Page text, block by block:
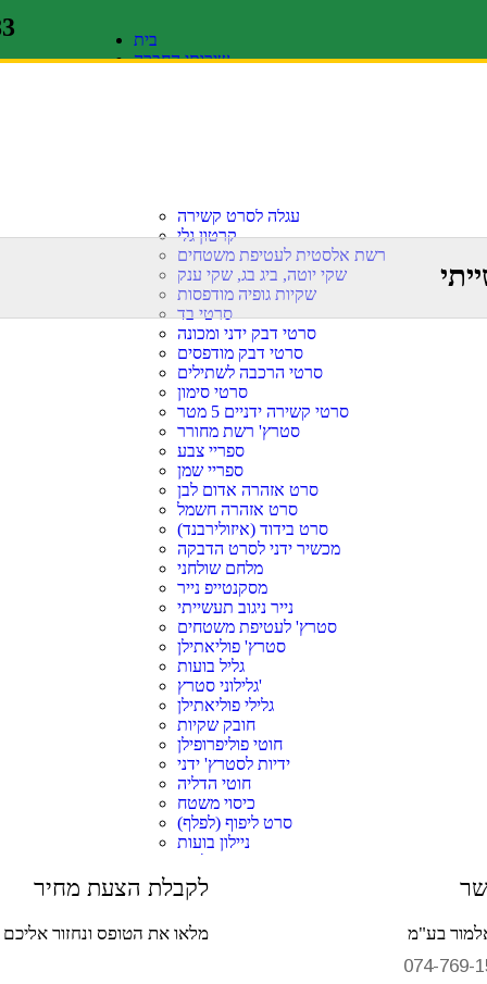
בית
שירותי החברה
עגלה לסרט קשירה
קרטון גלי
רשת אלסטית לעטיפת משטחים
שקי יוטה, ביג בג, שקי ענק
שקיות גופיה מודפסות
סרטי בד
סרטי דבק ידני ומכונה
סרטי דבק מודפסים
סרטי הרכבה לשתילים
סרטי סימון
סרטי קשירה ידניים 5 מטר
סטרץ' רשת מחורר
ספריי צבע
ספריי שמן
סרט אזהרה אדום לבן
סרט אזהרה חשמל
סרט בידוד (איזולירבנד)
מכשיר ידני לסרט הדבקה
מלחם שולחני
מסקנטייפ נייר
נייר ניגוב תעשייתי
סטרץ' לעטיפת משטחים
סטרץ' פוליאתילן
גליל בועות
גלילוני סטרץ'
גלילי פוליאתילן
חובק שקיות
חוטי פוליפרופילן
ידיות לסטרץ' ידני
חוטי הדליה
כיסוי משטח
סרט ליפוף (לפלף)
ניילון בועות
סרט ביטחון
מאמרים
חומרי אריזה
גליל פוליאתילן
בע"מ
לקבלת הצעת מחיר
מלאו את הטופס ונחזור
074-769-